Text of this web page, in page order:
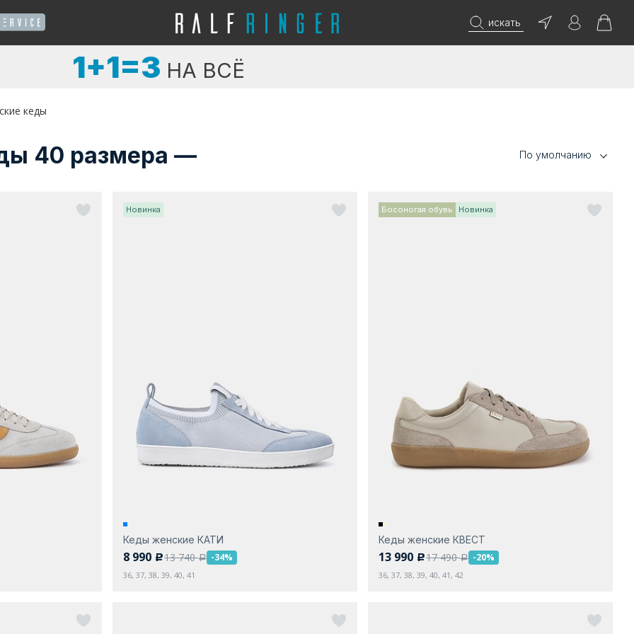
искать
1+1=3 НА ВСЁ
кеды
40 размера — По умолчанию
Новинка
Кеды женские КАТИ
8 990 c13 740a -34%
36, 37, 38, 39, 40, 41
Босоногая обувь Новинка
Кеды женские КВЕСТ
13 990 c17 490a -20%
36, 37, 38, 39, 40, 41, 42